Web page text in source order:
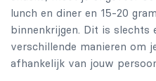
lunch en diner en 15-20
binnenkrijgen. Dit is slechts
verschillende manieren om
afhankelijk van jouw